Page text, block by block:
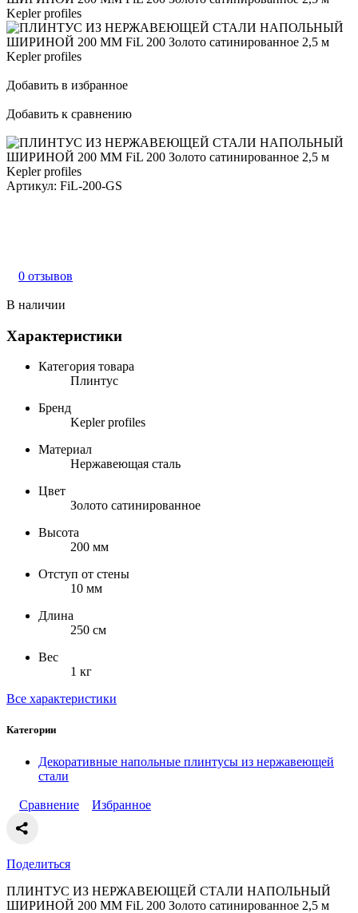
Добавить в избранное
Добавить к сравнению
Артикул: FiL-200-GS
0 отзывов
В наличии
Характеристики
Категория товара
Плинтус
Бренд
Kepler profiles
Материал
Нержавеющая сталь
Цвет
Золото сатинированное
Высота
200 мм
Отступ от стены
10 мм
Длина
250 см
Вес
1 кг
Все характеристики
Категории
Декоративные напольные плинтусы из нержавеющей
стали
Сравнение Избранное
Поделиться
ПЛИНТУС ИЗ НЕРЖАВЕЮЩЕЙ СТАЛИ НАПОЛЬНЫЙ
ШИРИНОЙ 200 ММ FiL 200 Золото сатинированное 2,5 м